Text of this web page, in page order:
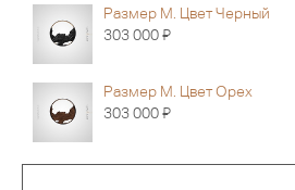
Размер M. Цвет Черный
303 000Я
Размер M. Цвет Орех
303 000Я